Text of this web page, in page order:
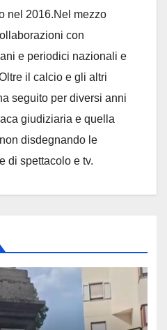
nel 2016.Nel mezzo
con
e periodici nazionali e
il calcio e gli altri
seguito per diversi anni
giudiziaria e quella
disdegnando le
di spettacolo e tv.